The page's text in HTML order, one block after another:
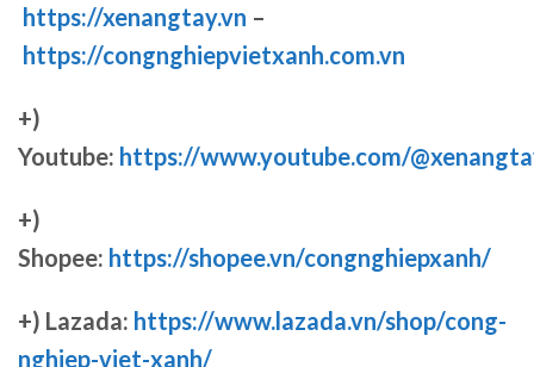
https://xenangtay.vn –
https://congnghiepvietxanh.com.vn
+)
Youtube: https://www.youtube.com/
+)
Shopee: https://shopee.vn/congnghiepxanh/
+) Lazada: https://www.lazada.vn/shop/cong-
nghiep-viet-xanh/